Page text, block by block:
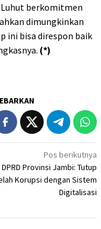
berkomitmen
dimungkinkan
ini bisa direspon baik
(*)
Pos berikutnya
Provinsi Jambi: Tutup
Korupsi dengan Sistem
Digitalisasi